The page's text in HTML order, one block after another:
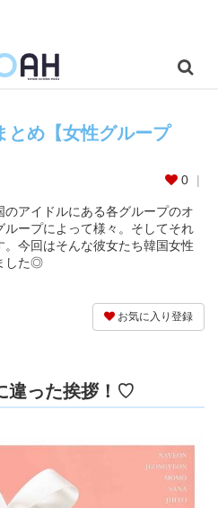
とめ【女性グループ
0
アイドルにある各グループのオ
ループによって様々。そしてそれ
今回はそんな彼女たち韓国女性
した◎
お気に入り登録
違った挨拶！♡